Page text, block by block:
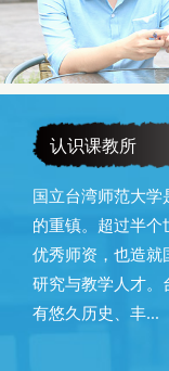
认识课教所
国立台湾师范大
的重镇。超过半
优秀师资，也造
研究与教学人才。
有悠久历史、丰...